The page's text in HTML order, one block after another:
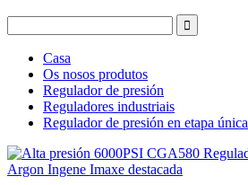
Casa
Os nosos produtos
Regulador de presión
Reguladores industriais
Regulador de presión en etapa única